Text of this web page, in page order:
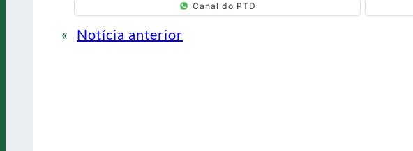
Canal do PTD
« Notícia anterior